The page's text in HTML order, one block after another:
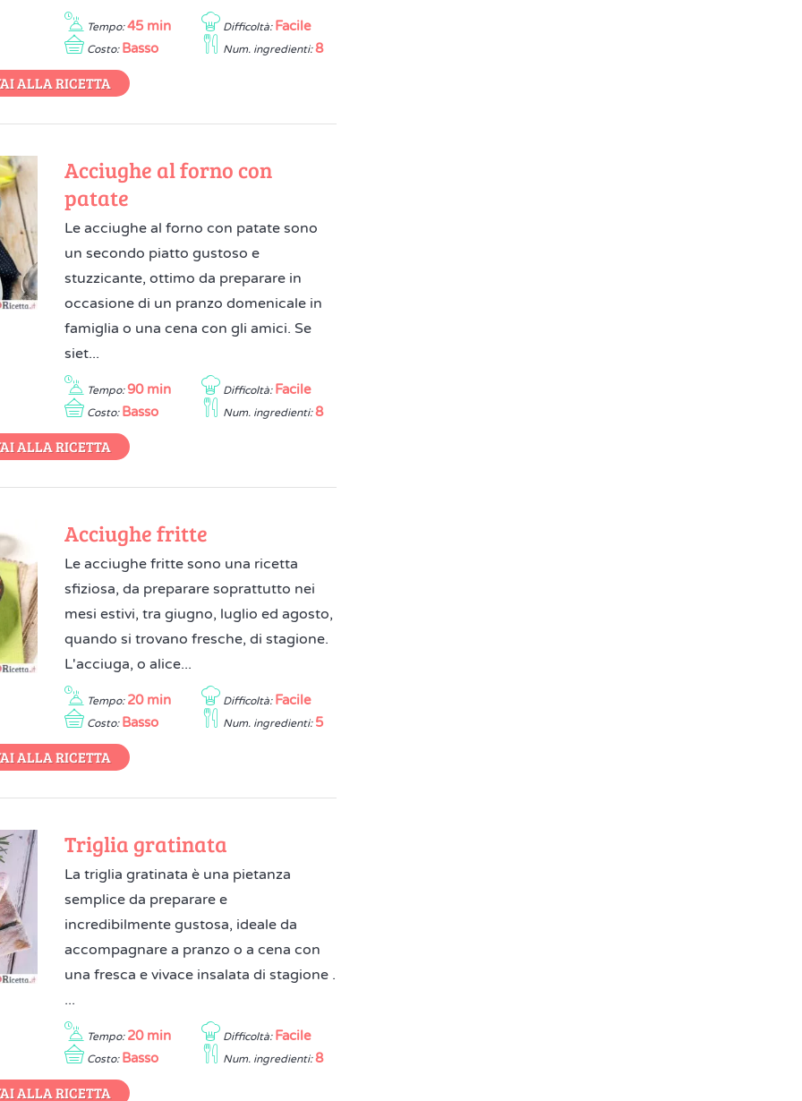
Tempo: 45 min Difficoltà: Facile
Costo: Basso Num. ingredienti: 8
ALLA RICETTA
Acciughe al forno con
patate
Le acciughe al forno con patate sono
un secondo piatto gustoso e
stuzzicante, ottimo da preparare in
occasione di un pranzo domenicale in
famiglia o una cena con gli amici. Se
siet...
Tempo: 90 min Difficoltà: Facile
Costo: Basso Num. ingredienti: 8
ALLA RICETTA
Acciughe fritte
Le acciughe fritte sono una ricetta
sfiziosa, da preparare soprattutto nei
mesi estivi, tra giugno, luglio ed agosto,
quando si trovano fresche, di stagione.
L'acciuga, o alice...
Tempo: 20 min Difficoltà: Facile
Costo: Basso Num. ingredienti: 5
ALLA RICETTA
Triglia gratinata
La triglia gratinata è una pietanza
semplice da preparare e
incredibilmente gustosa, ideale da
accompagnare a pranzo o a cena con
una fresca e vivace insalata di stagione .
...
Tempo: 20 min Difficoltà: Facile
Costo: Basso Num. ingredienti: 8
ALLA RICETTA